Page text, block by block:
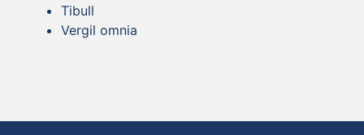
Tibull
Vergil omnia